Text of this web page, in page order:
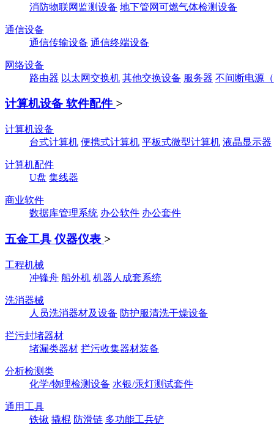
消防物联网监测设备 地下管网可燃气体检测设备
通信设备
通信传输设备 通信终端设备
网络设备
路由器 以太网交换机 其他交换设备 服务器 不间断电源
计算机设备 软件配件 >
计算机设备
台式计算机 便携式计算机 平板式微型计算机 液晶显示器
计算机配件
U盘 集线器
商业软件
数据库管理系统 办公软件 办公套件
五金工具 仪器仪表 >
工程机械
冲锋舟 船外机 机器人成套系统
洗消器械
人员洗消器材及设备 防护服清洗干燥设备
拦污封堵器材
堵漏类器材 拦污收集器材装备
分析检测类
化学/物理检测设备 水银/汞灯测试套件
通用工具
铁锹 撬棍 防滑链 多功能工兵铲